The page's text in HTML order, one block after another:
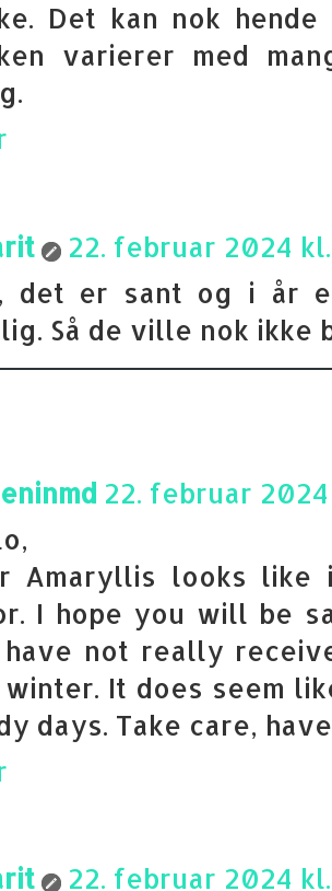
Det kan nok
varierer med
22. februar 2024
det er sant og i år
Så de ville nok ikke
22. februar 2024
Amaryllis looks
I hope you will be
not really
It does seem
days. Take care,
22. februar 2024